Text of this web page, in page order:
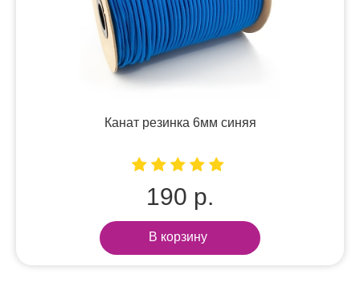
Канат резинка 6мм синяя
190 р.
В корзину